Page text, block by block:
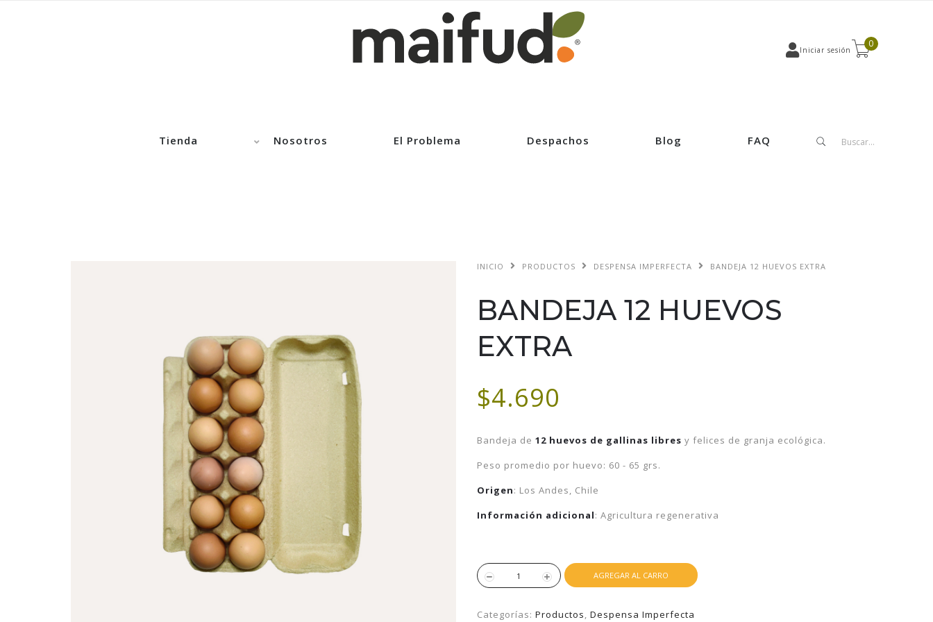
Iniciar sesión
0
Tienda Nosotros El Problema Despachos Blog FAQ
INICIO PRODUCTOS DESPENSA IMPERFECTA BANDEJA 12 HUEVOS EXTRA
BANDEJA 12 HUEVOS
EXTRA
$4.690
Bandeja de 12 huevos de gallinas libres y felices de granja ecológica.
Peso promedio por huevo: 60 - 65 grs.
Origen: Los Andes, Chile
Información adicional: Agricultura regenerativa
AGREGAR AL CARRO
Categorías: Productos, Despensa Imperfecta